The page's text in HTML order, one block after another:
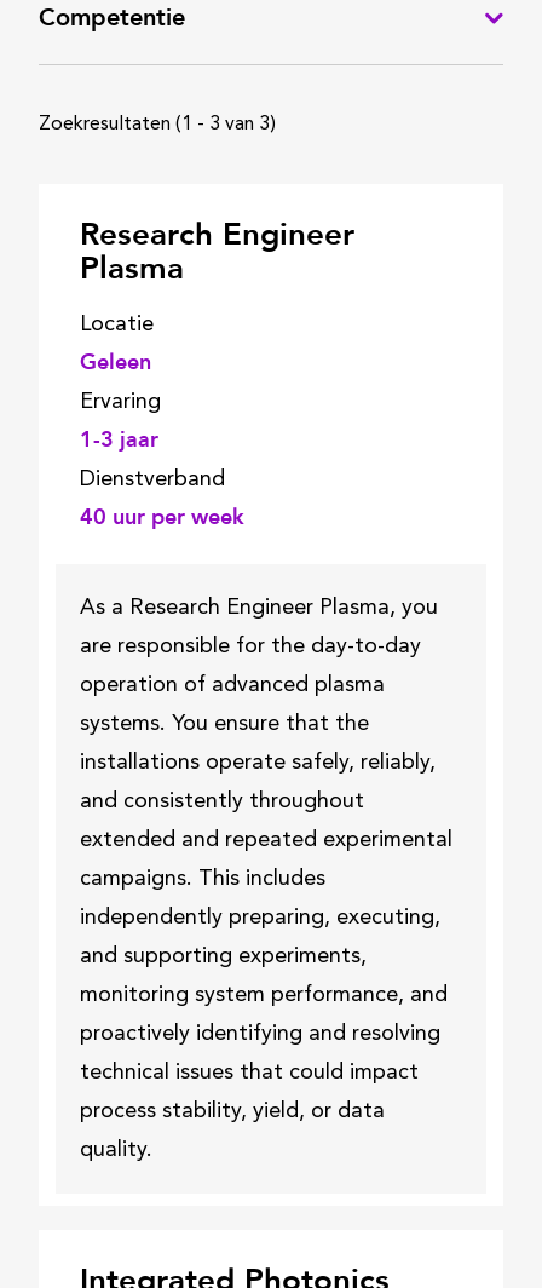
Competentie
Chemical
Mechanical Engineering
Production Development
Software Technology
Miscellaneous
Zoekresultaten (1 - 3 van 3)
Research Engineer
Plasma
Locatie
Geleen
Ervaring
1-3 jaar
Dienstverband
40 uur per week
As a Research Engineer Plasma, you
are responsible for the day-to-day
operation of advanced plasma
systems. You ensure that the
installations operate safely, reliably,
and consistently throughout
extended and repeated experimental
campaigns. This includes
independently preparing, executing,
and supporting experiments,
monitoring system performance, and
proactively identifying and resolving
technical issues that could impact
process stability, yield, or data
quality.